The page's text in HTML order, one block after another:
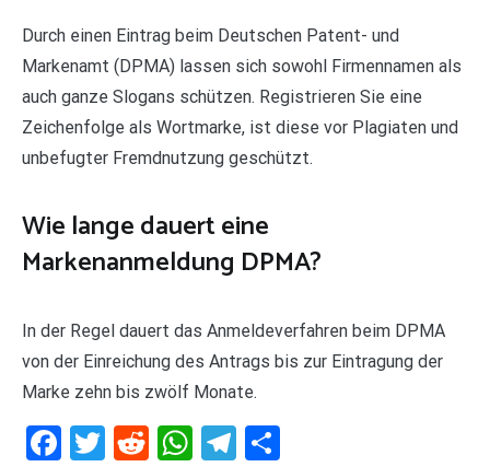
Durch einen Eintrag beim Deutschen Patent- und
Markenamt (DPMA) lassen sich sowohl Firmennamen als
auch ganze Slogans schützen. Registrieren Sie eine
Zeichenfolge als Wortmarke, ist diese vor Plagiaten und
unbefugter Fremdnutzung geschützt.
Wie lange dauert eine
Markenanmeldung DPMA?
In der Regel dauert das Anmeldeverfahren beim DPMA
von der Einreichung des Antrags bis zur Eintragung der
Marke zehn bis zwölf Monate.
Facebook
Twitter
RedditWhatsApp
Telegram